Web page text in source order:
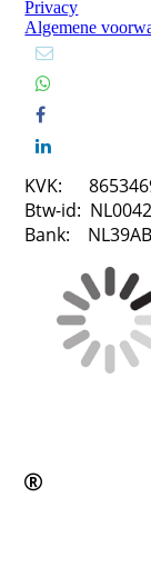
Privacy
Algemene
KVK:
Btw-id:
Bank: